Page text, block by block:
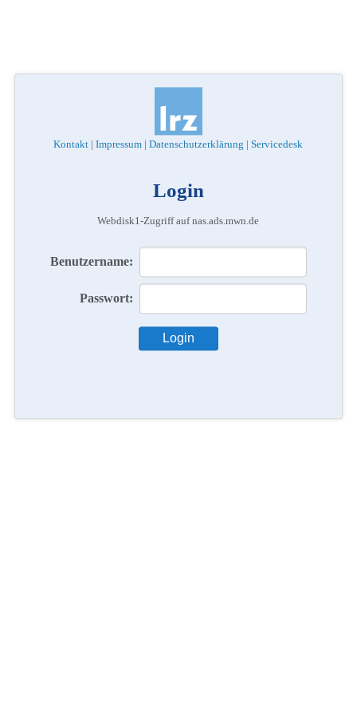
Kontakt |Impressum |Datenschutzerklärung |Servicedesk
Login
Webdisk1-Zugriff auf nas.ads.mwn.de
Benutzername:
Passwort: